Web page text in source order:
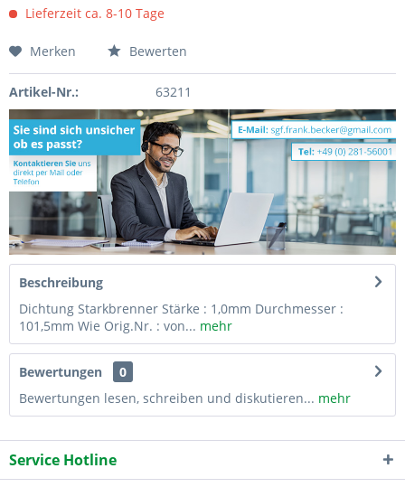
Lieferzeit ca. 8-10 Tage
Merken Bewerten
Artikel-Nr.: 63211
Beschreibung
Dichtung Starkbrenner Stärke : 1,0mm Durchmesser :
101,5mm Wie Orig.Nr. : von... mehr
Bewertungen
0
Bewertungen lesen, schreiben und diskutieren... mehr
Service Hotline